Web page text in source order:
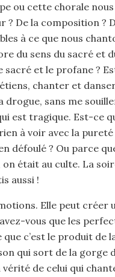
ou cette chorale
? De la composition ?
à ce que nous
du sens du sacré et
et le profane ?
chanter et
sans me
est tragique. Est-ce
à voir avec la
défoulé ? Ou parce
était au culte. La
aussi !
Elle peut créer
vous que les
c’est le produit de
qui sort de la gorge
de celui qui